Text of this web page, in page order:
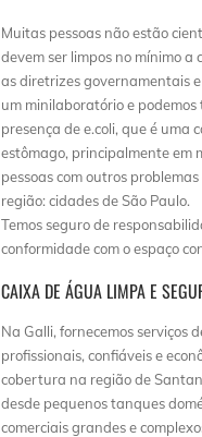
Muitas pessoas não estão
devem ser limpos no mínimo a
as diretrizes governamentais
um minilaboratório e
presença de e.coli, que é uma
estômago, principalmente em
pessoas com outros
região: cidades de São Paulo.
Temos seguro de
conformidade com o espaço
CAIXA DE ÁGUA LIMPA E
Na Galli, fornecemos serviços
profissionais, confiáveis e
cobertura na região de
desde pequenos tanques
comerciais grandes e